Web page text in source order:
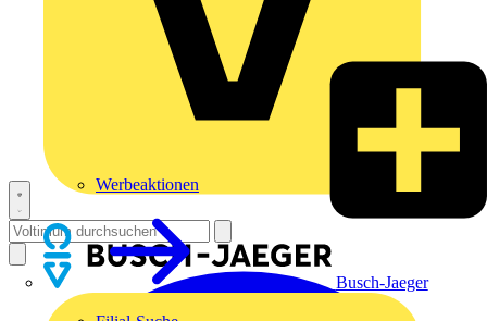
Busch-Jaeger
Werbeaktionen